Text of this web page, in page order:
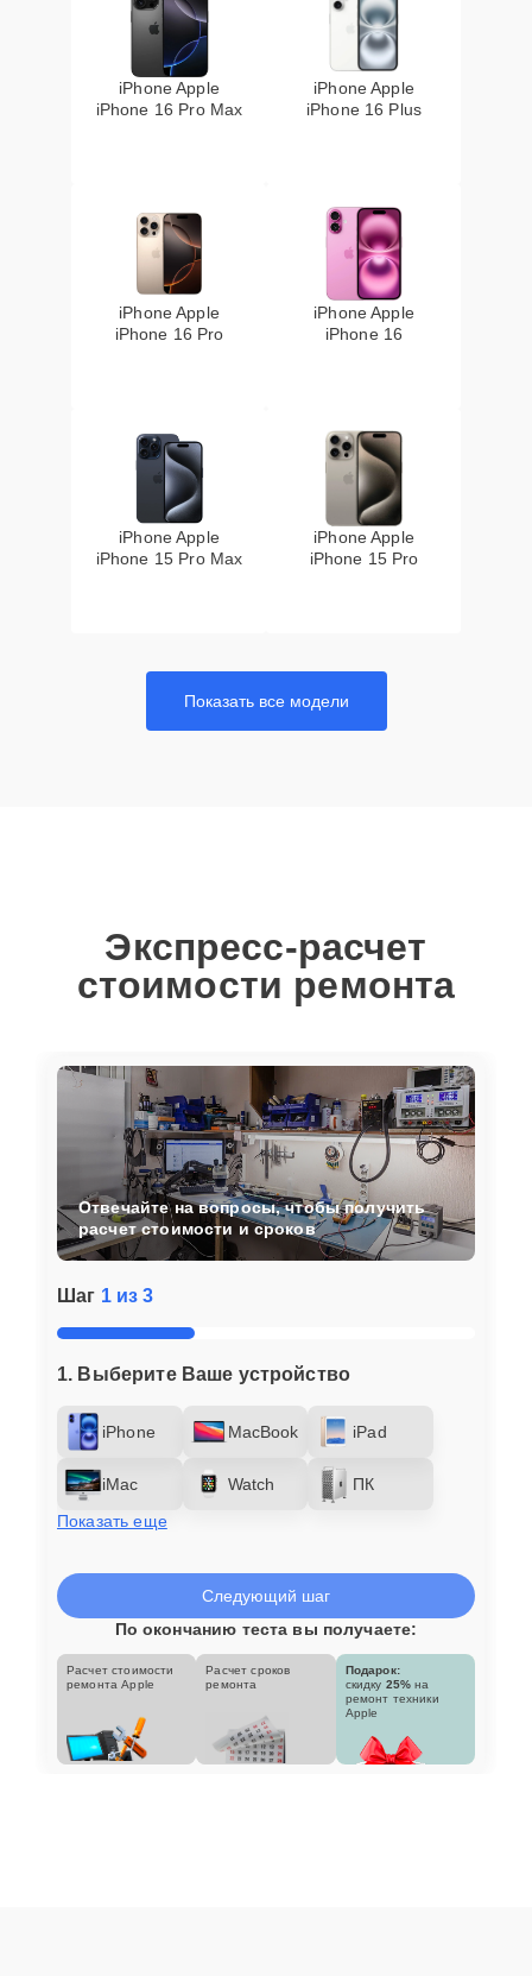
iPhone Apple
iPhone 16 Pro Max
iPhone Apple
iPhone 16 Plus
iPhone Apple
iPhone 16 Pro
iPhone Apple
iPhone 16
iPhone Apple
iPhone 15 Pro Max
iPhone Apple
iPhone 15 Pro
Показать все модели
Экспресс-расчет
стоимости ремонта
Шаг 1 из 3
1. Выберите Ваше устройство
iPhone MacBook iPad
iMac Watch
ПК
Показать еще
Отвечайте на вопросы, чтобы получить
расчет стоимости и сроков
Следующий шаг
По окончанию теста вы получаете:
Расчет стоимости
ремонта Apple
Расчет сроков
ремонта
Подарок:
скидку 25% на
ремонт техники
Apple